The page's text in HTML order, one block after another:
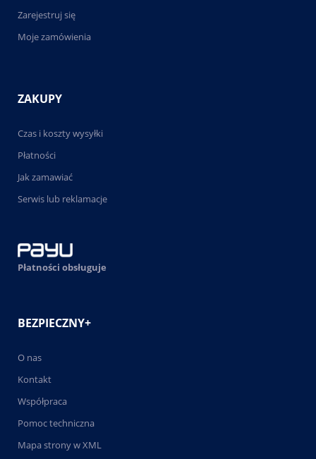
Zarejestruj się
Moje zamówienia
ZAKUPY
Czas i koszty wysyłki
Płatności
Jak zamawiać
Serwis lub reklamacje
Płatności obsługuje
BEZPIECZNY+
O nas
Kontakt
Współpraca
Pomoc techniczna
Mapa strony w XML